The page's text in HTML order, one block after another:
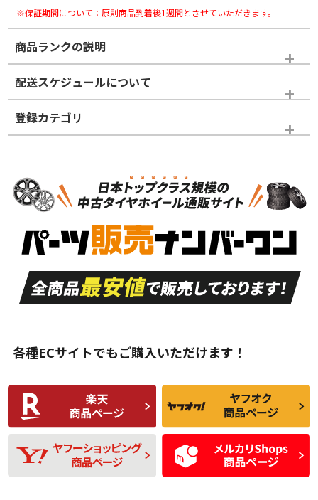
※保証期間について：原則商品到着後1週間とさせていただきます。
商品ランクの説明
※商品ランクは出品者の主観により判断しておりますので、あら
かじめご了承ください。
ホイールランク
S
品）
S
新車外し品（新古
付き
A
走行距離も少なく、
目立つ傷もほとんど
ない中古品
A
走行距離も少なく、
非常に状態の良い中
古品
な中古品
んどない中古品
C
比較的きれいな中古
品
C
られるが、使用に問
題のない中古品
D
使用感や目立つ傷が
あり、一般的な中古
品
D
残り溝も少なく、偏
磨耗がみられ、短期
間使用できるくらい
の中古品
配送スケジュールについて
登録カテゴリ
スタッドレスタイヤホイールセット
各種ECサイトでもご購入いただけます！